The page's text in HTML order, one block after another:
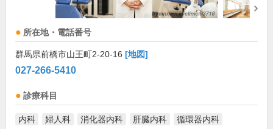
所在地・電話番号
群馬県前橋市山王町2-20-16 [地図]
027-266-5410
診療科目
内科 婦人科 消化器内科 肝臓内科 循環器内科